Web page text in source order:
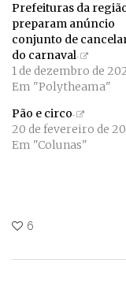
Prefeituras da
preparam anúncio
conjunto de
do carnaval
1 de dezembro de
Em "Polytheama"
Pão e circo
20 de fevereiro de
Em "Colunas"
6